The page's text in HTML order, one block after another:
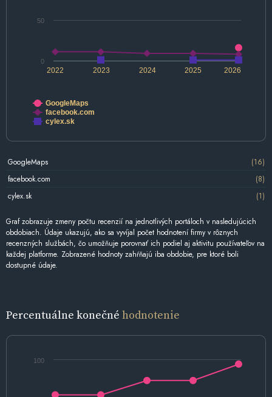
2022 2024 2026
2023 2025
0
50
GoogleMaps
facebook.com
cylex.sk
GoogleMaps
(16)
facebook.com
(8)
cylex.sk
(1)
Graf zobrazuje zmeny počtu recenzií na jednotlivých portáloch v nasledujúcich
obdobiach. Údaje ukazujú, ako sa vyvíjal počet hodnotení firmy v rôznych
recenzných službách, čo umožňuje porovnať ich podiel aj aktivitu používateľov na
každej platforme. Zobrazené hodnoty zahŕňajú iba obdobie, pre ktoré boli
dostupné údaje.
Percentuálne konečné hodnotenie
100